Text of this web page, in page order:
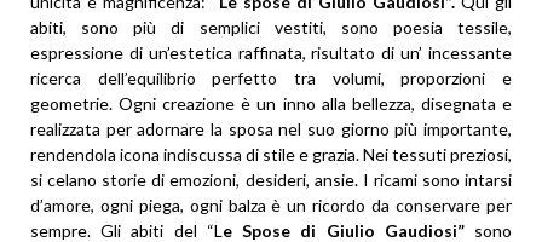
abiti, sono più di semplici vestiti, sono poesia tessile,
espressione di un’estetica raffinata, risultato di un’ incessante
ricerca dell’equilibrio perfetto tra volumi, proporzioni e
geometrie. Ogni creazione è un inno alla bellezza, disegnata e
realizzata per adornare la sposa nel suo giorno più importante,
rendendola icona indiscussa di stile e grazia. Nei tessuti preziosi,
si celano storie di emozioni, desideri, ansie. I ricami sono intarsi
d’amore, ogni piega, ogni balza è un ricordo da conservare per
sempre. Gli abiti del “Le Spose di Giulio Gaudiosi”sono